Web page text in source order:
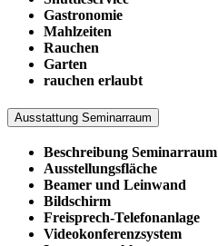
Gastronomie
Mahlzeiten
Rauchen
Garten
rauchen erlaubt
Ausstattung Seminarraum
Beschreibung Seminarraum
Ausstellungsfläche
Beamer und Leinwand
Bildschirm
Freisprech-Telefonanlage
Videokonferenzsystem